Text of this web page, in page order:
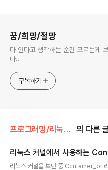
꿈/희망/절망
다 안다고 생각하는 순간 모르는게
다..
구독하기
프로그래밍/리눅스 드라이버 의 다른
리눅스 커널에서 사용하는
리눅스 커널을 보던 중 Container_of